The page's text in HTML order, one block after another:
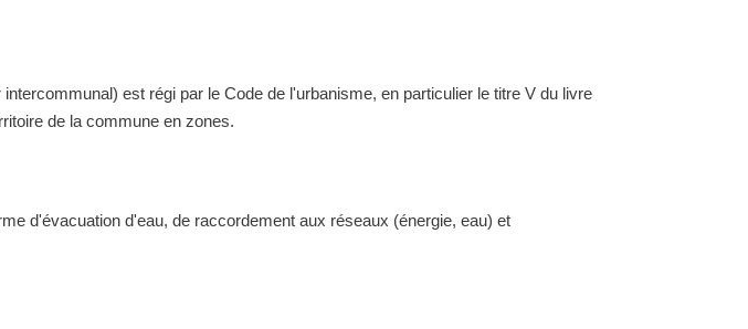
est régi par le Code de l'urbanisme, en particulier le titre V du livre
de la commune en zones.
d'évacuation d'eau, de raccordement aux réseaux (énergie, eau) et